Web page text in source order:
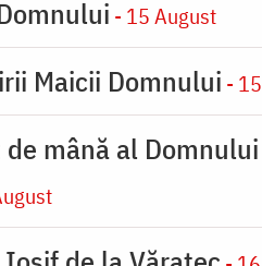
- 15 August
Maicii Domnului -
mână al